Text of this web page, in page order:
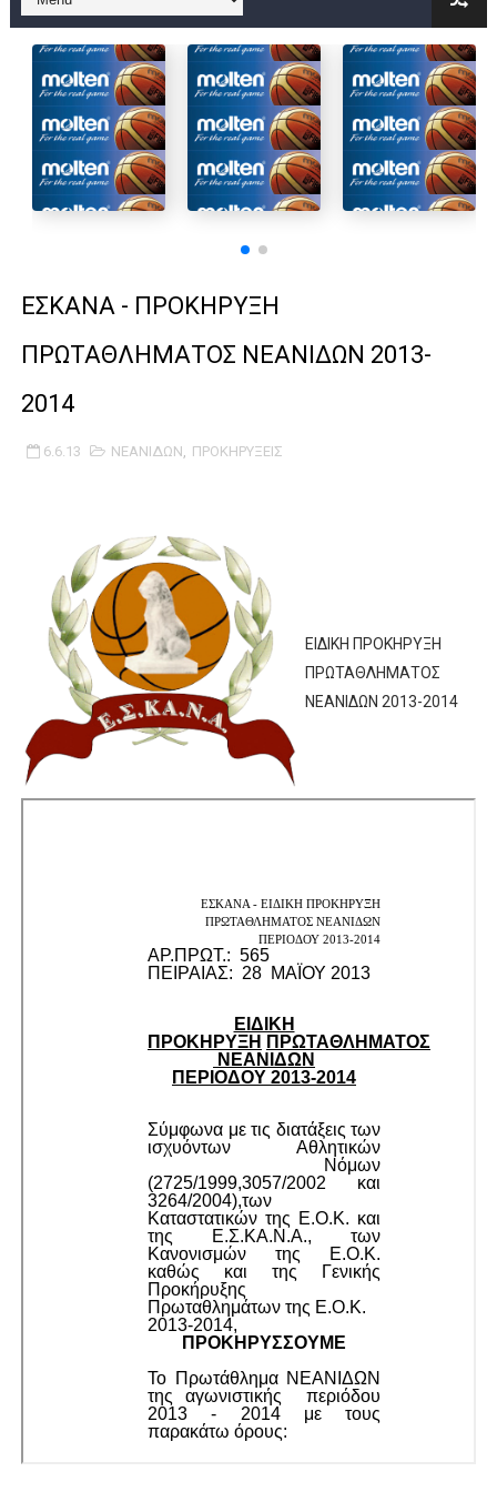
B ΕΦΗΒΩΝ F4 : Χάλκινο το Πέρα 71-56 την Δραπετσώνα στον
Στην National League 2 ο Μανδραϊκός 83-72 τον Εθνικό
Live streaming ΜΠΑΡΑΖ ΑΝΟΔΟΥ ΣΤΗΝ NL 2 : ΑΥΡΙΟ
Β΄ ΕΦΗΒΩΝ F4 : Εντυπωσιακός ο Ρέντης στον τελικό 104-77
Ο δρόμος για τον 29ο τελικό κυπέλλου ανδρών ΕΣΚΑΝΑ
U21: Τεράστια πρόκριση για τον Πανελευσινιακό στον
Γ΄ανδρών play offs : "Σκληρό" καρύδι η Φιλία Περάματος
Play off B εφήβων Β φάση Στο f4 ΑΕ Ρέντη, Πέρα , Ερμής
ΕΣΚΑΝΑ - ΠΡΟΚΗΡΥΞΗ
ΠΡΩΤΑΘΛΗΜΑΤΟΣ ΝΕΑΝΙΔΩΝ 2013-
2014
6.6.13 ΝΕΑΝΙΔΩΝ, ΠΡΟΚΗΡΥΞΕΙΣ
ΕΙΔΙΚΗ ΠΡΟΚΗΡΥΞΗ
ΠΡΩΤΑΘΛΗΜΑΤΟΣ
ΝΕΑΝΙΔΩΝ 2013-2014